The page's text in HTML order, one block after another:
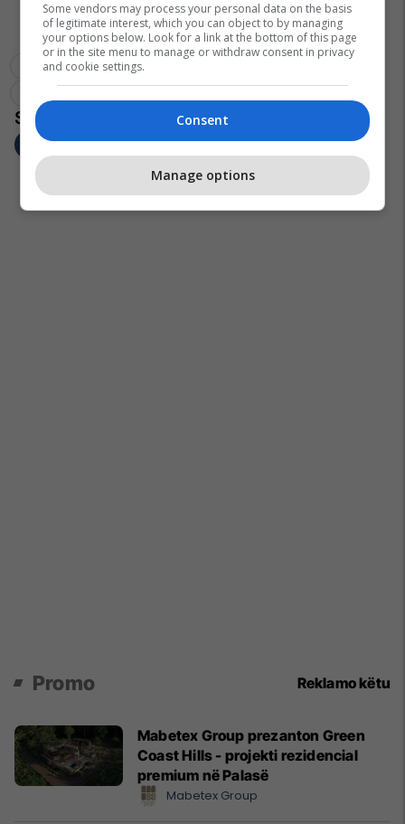
Saraj Bdi
Zgjedhjet Kuvendare - Mk
Promo Reklamo këtu
Mabetex Group prezanton Green
Coast Hills - projekti rezidencial
premium në Palasë
Mabetex Group
Some vendors may process your personal data on the basis
of legitimate interest, which you can object to by managing
your options below. Look for a link at the bottom of this page
or in the site menu to manage or withdraw consent in privacy
and cookie settings.
Consent
Manage options